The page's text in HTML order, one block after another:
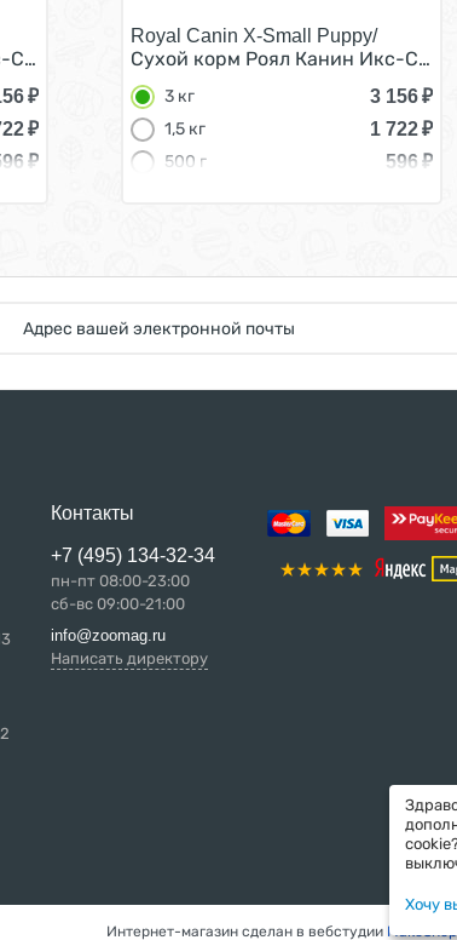
кг Паппи для Щенков мелких пород 3 кг
₽
₽
₽
Royal Canin X-Small Puppy/
Сухой корм Роял Канин Икс-
3 кг 3 156₽
1,5 кг
1 722₽
500 г
596 ₽
Контакты
+7 (495) 134-32-34
пн-пт 08:00-23:00
сб-вс 09:00-21:00
info@zoomag.ru
Написать директору
Интернет-магазин сделан в вебстудии
Хочу